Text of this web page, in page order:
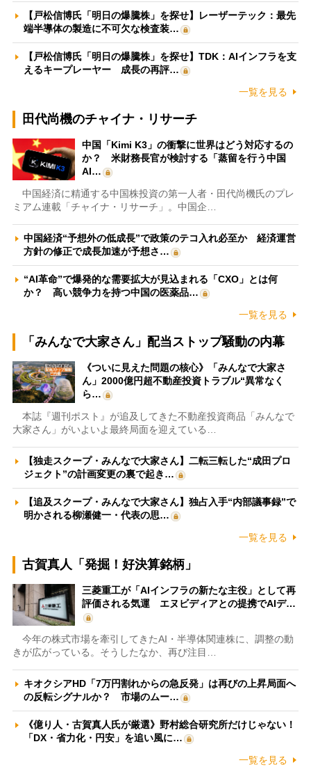
【戸松信博氏「明日の爆騰株」を探せ】レーザーテック：最先
端半導体の製造に不可欠な検査装…
【戸松信博氏「明日の爆騰株」を探せ】TDK：AIインフラを支
えるキープレーヤー 成長の再評…
一覧を見る
田代尚機のチャイナ・リサーチ
中国「Kimi K3」の衝撃に世界はどう対応するの
か？ 米財務長官が検討する「蒸留を行う中国
AI…
中国経済に精通する中国株投資の第一人者・田代尚機氏のプレ
ミアム連載「チャイナ・リサーチ」。中国企…
中国経済“予想外の低成長”で政策のテコ入れ必至か 経済運営
方針の修正で成長加速が予想さ…
“AI革命”で爆発的な需要拡大が見込まれる「CXO」とは何
か？ 高い競争力を持つ中国の医薬品…
一覧を見る
「みんなで大家さん」配当ストップ騒動の内幕
《ついに見えた問題の核心》「みんなで大家さ
ん」2000億円超不動産投資トラブル“異常なく
ら…
本誌『週刊ポスト』が追及してきた不動産投資商品「みんなで
大家さん」がいよいよ最終局面を迎えている…
【独走スクープ・みんなで大家さん】二転三転した“成田プロ
ジェクト”の計画変更の裏で起き…
【追及スクープ・みんなで大家さん】独占入手“内部議事録”で
明かされる柳瀬健一・代表の思…
一覧を見る
古賀真人「発掘！好決算銘柄」
三菱重工が「AIインフラの新たな主役」として再
評価される気運 エヌビディアとの提携でAIデ…
今年の株式市場を牽引してきたAI・半導体関連株に、調整の動
きが広がっている。そうしたなか、再び注目…
キオクシアHD「7万円割れからの急反発」は再びの上昇局面へ
の反転シグナルか？ 市場のムー…
《億り人・古賀真人氏が厳選》野村総合研究所だけじゃない！
「DX・省力化・円安」を追い風に…
一覧を見る